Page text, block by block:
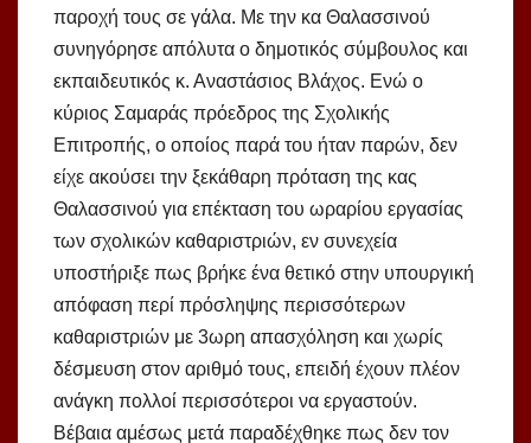
παροχή τους σε γάλα. Με την κα Θαλασσινού
συνηγόρησε απόλυτα ο δημοτικός σύμβουλος και
εκπαιδευτικός κ. Αναστάσιος Βλάχος. Ενώ ο
κύριος Σαμαράς πρόεδρος της Σχολικής
Επιτροπής, ο οποίος παρά του ήταν παρών, δεν
είχε ακούσει την ξεκάθαρη πρόταση της κας
Θαλασσινού για επέκταση του ωραρίου εργασίας
των σχολικών καθαριστριών, εν συνεχεία
υποστήριξε πως βρήκε ένα θετικό στην υπουργική
απόφαση περί πρόσληψης περισσότερων
καθαριστριών με 3ωρη απασχόληση και χωρίς
δέσμευση στον αριθμό τους, επειδή έχουν πλέον
ανάγκη πολλοί περισσότεροι να εργαστούν.
Βέβαια αμέσως μετά παραδέχθηκε πως δεν τον